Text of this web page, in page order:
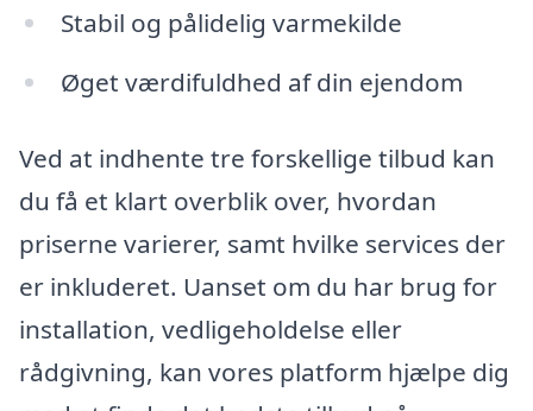
Stabil og pålidelig varmekilde
Øget værdifuldhed af din ejendom
Ved at indhente tre forskellige tilbud kan
du få et klart overblik over, hvordan
priserne varierer, samt hvilke services der
er inkluderet. Uanset om du har brug for
installation, vedligeholdelse eller
rådgivning, kan vores platform hjælpe dig